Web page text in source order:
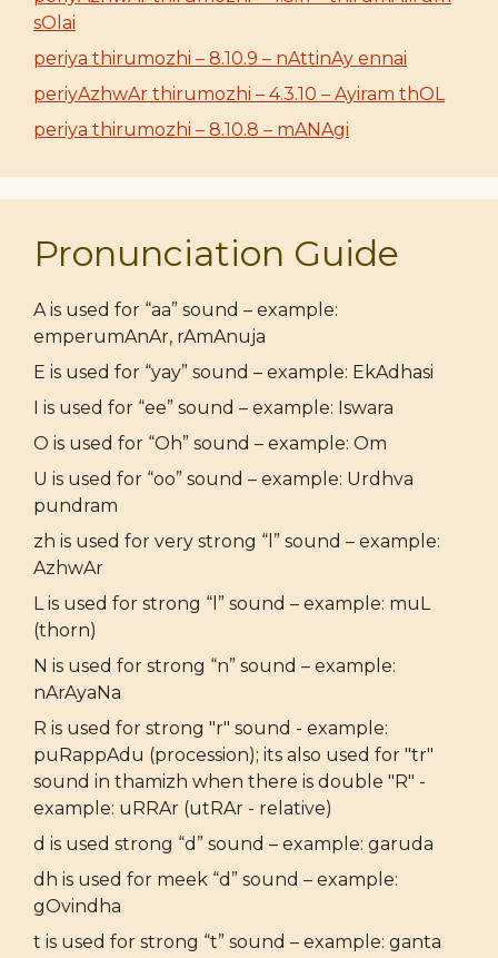
sOlai
periya thirumozhi – 8.10.9 – nAttinAy ennai
periyAzhwAr thirumozhi – 4.3.10 – Ayiram thOL
periya thirumozhi – 8.10.8 – mANAgi
Pronunciation Guide
A is used for “aa” sound – example:
emperumAnAr, rAmAnuja
E is used for “yay” sound – example: EkAdhasi
I is used for “ee” sound – example: Iswara
O is used for “Oh” sound – example: Om
U is used for “oo” sound – example: Urdhva
pundram
zh is used for very strong “l” sound – example:
AzhwAr
L is used for strong “l” sound – example: muL
(thorn)
N is used for strong “n” sound – example:
nArAyaNa
R is used for strong "r" sound - example:
puRappAdu (procession); its also used for "tr"
sound in thamizh when there is double "R" -
example: uRRAr (utRAr - relative)
d is used strong “d” sound – example: garuda
dh is used for meek “d” sound – example:
gOvindha
t is used for strong “t” sound – example: ganta